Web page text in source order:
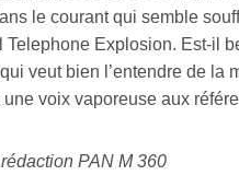
le courant qui semble
Telephone Explosion. Est-il
veut bien l’entendre de
voix vaporeuse aux
PAN M 360